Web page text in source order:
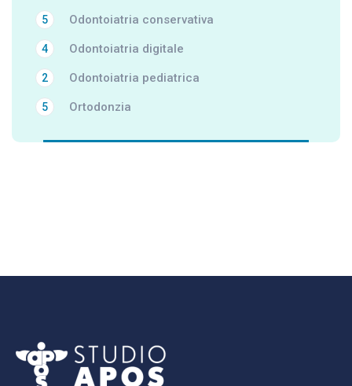
Odontoiatria conservativa
5
Odontoiatria digitale
4
Odontoiatria pediatrica
2
Ortodonzia
5